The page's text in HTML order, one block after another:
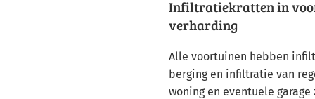
Infiltratiekratten in
verharding
Alle voortuinen hebben
berging en infiltratie van
woning en eventuele